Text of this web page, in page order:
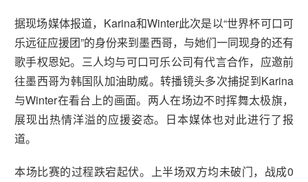
据现场媒体报道，Karina和Winter此次是以“世界杯可口可
乐远征应援团”的身份来到墨西哥，与她们一同现身的还有
歌手权恩妃。三人均与可口可乐公司有代言合作，应邀前
往墨西哥为韩国队加油助威。转播镜头多次捕捉到Karina
与Winter在看台上的画面。两人在场边不时挥舞太极旗，
展现出热情洋溢的应援姿态。日本媒体也对此进行了报
道。
本场比赛的过程跌宕起伏。上半场双方均未破门，战成0